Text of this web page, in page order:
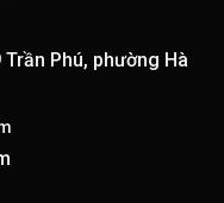
Phú, phường Hà